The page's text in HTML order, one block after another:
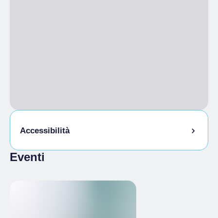
Accessibilità
Eventi